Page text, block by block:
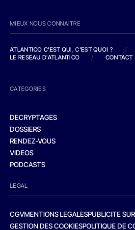
MIEUX NOUS CONNAITRE
ATLANTICO C'EST QUI, C'EST QUOI ?
/
LE RESEAU D'ATLANTICO
/ CONTACT
CATEGORIES
DECRYPTAGES
DOSSIERS
RENDEZ-VOUS
VIDEOS
PODCASTS
LEGAL
CGVMENTIONS LEGALESPUBLICITE
GESTION DES COOKIESPOLITIQUE DE